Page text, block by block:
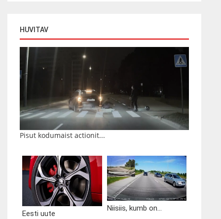
HUVITAV
Pisut kodumaist actionit...
Eesti uute
Niisiis, kumb on...